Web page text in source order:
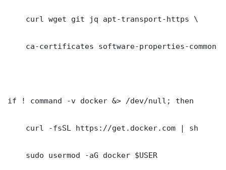
    curl wget git jq apt-transport-https \
ca-certificates software-properties-common
if ! command -v docker &> /dev/null; then
    curl -fsSL https://get.docker.com | sh
    sudo usermod -aG docker $USER